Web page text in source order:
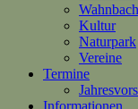
Kultur
Naturpark
Vereine
Termine